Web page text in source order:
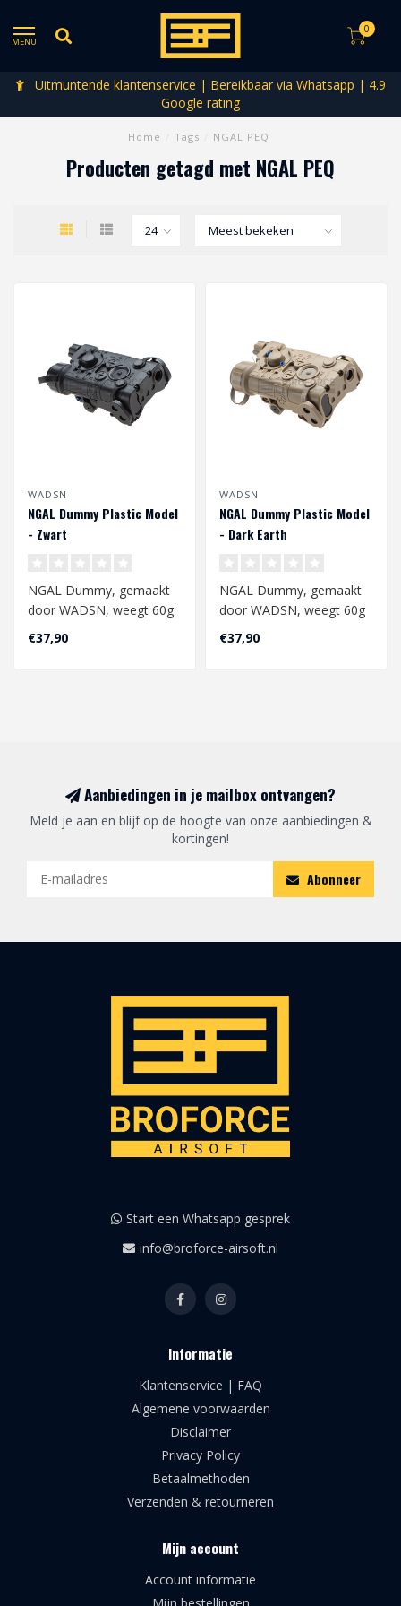
MENU
0
Uitmuntende klantenservice | Bereikbaar via Whatsapp | 4.9
Google rating
Home Tags NGAL PEQ
Producten getagd met NGAL PEQ
WADSN
NGAL Dummy Plastic Model
- Zwart
NGAL Dummy, gemaakt
door WADSN, weegt 60g
en is een uitstekend extra
accessoire ..
€37,90
WADSN
NGAL Dummy Plastic Model
- Dark Earth
NGAL Dummy, gemaakt
door WADSN, weegt 60g
en is een uitstekend extra
accessoire ..
€37,90
Aanbiedingen in je mailbox ontvangen?
Meld je aan en blijf op de hoogte van onze aanbiedingen &
kortingen!
Abonneer
Start een Whatsapp gesprek
info@broforce-airsoft.nl
Informatie
Klantenservice | FAQ
Algemene voorwaarden
Disclaimer
Privacy Policy
Betaalmethoden
Verzenden & retourneren
Mijn account
Account informatie